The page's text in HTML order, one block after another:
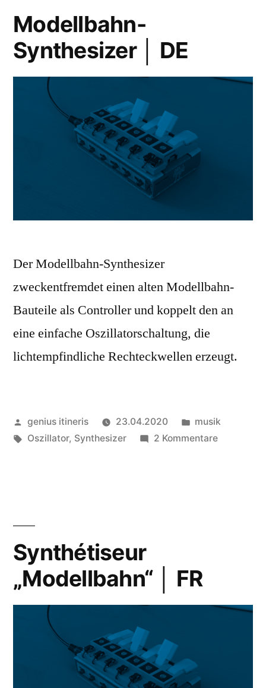
Modellbahn-
Synthesizer │ DE
Der Modellbahn-Synthesizer
zweckentfremdet einen alten Modellbahn-
Bauteile als Controller und koppelt den an
eine einfache Oszillatorschaltung, die
lichtempfindliche Rechteckwellen erzeugt.
Veröffentlicht
von
genius itineris 23.04.2020
Veröffentlicht
in
musik
Schlagwörter:
Oszillator, Synthesizer 2 Kommentarezu
Synthétiseur
„Modellbahn“ │ FR